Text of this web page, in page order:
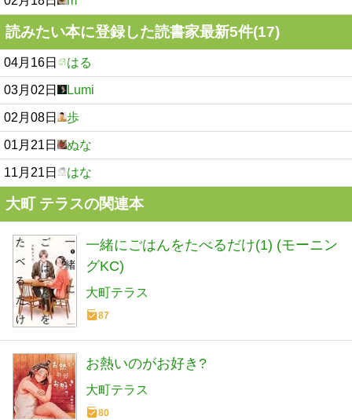
読みたい本に登録した読書家最新5件(17)
04月16日 はる
03月02日 Lumi
02月08日 歩
01月21日 ぬな
11月21日 はな
大町 テラスの関連本
一緒にごはんをたべるだけ(1) (モーニン
グKC)
大町テラス
87
お熱いのがお好き?
大町テラス
80